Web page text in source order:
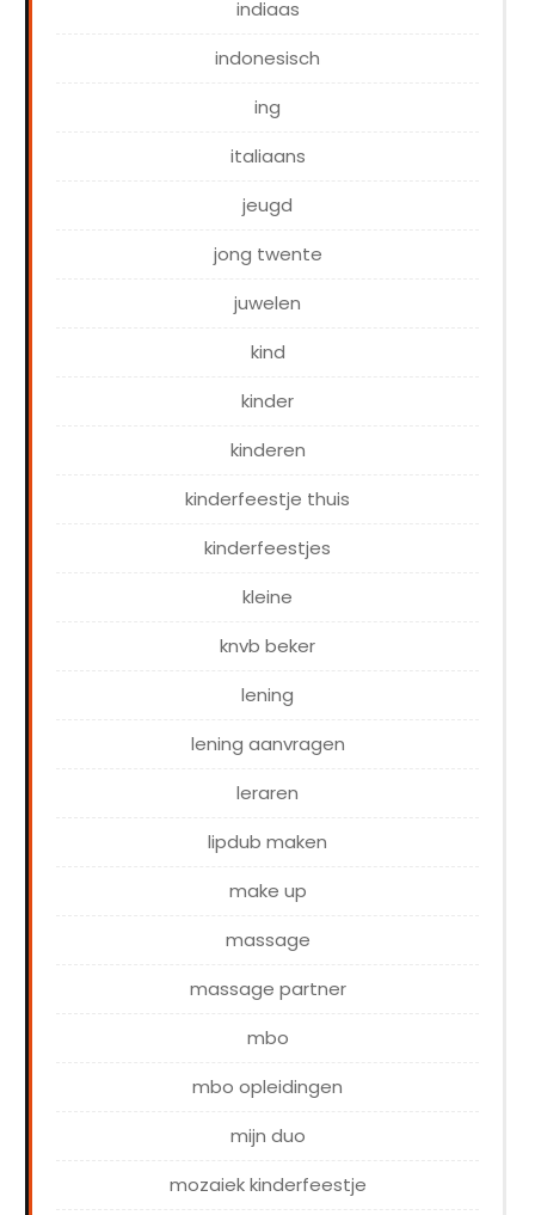
indiaas
indonesisch
ing
italiaans
jeugd
jong twente
juwelen
kind
kinder
kinderen
kinderfeestje thuis
kinderfeestjes
kleine
knvb beker
lening
lening aanvragen
leraren
lipdub maken
make up
massage
massage partner
mbo
mbo opleidingen
mijn duo
mozaiek kinderfeestje